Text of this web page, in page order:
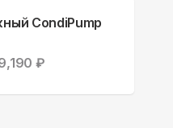
CondiPump
₽